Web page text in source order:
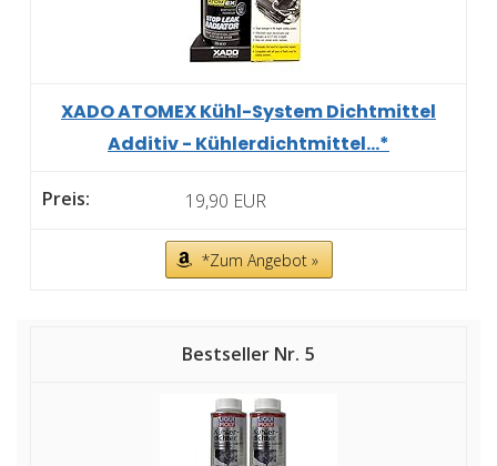
XADO ATOMEX Kühl-System Dichtmittel
Additiv - Kühlerdichtmittel...*
19,90 EUR
*Zum Angebot »
5